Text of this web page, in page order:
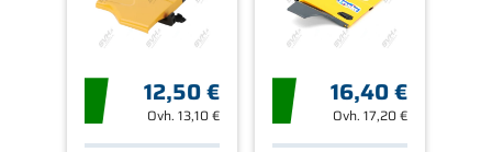
12,50 €
Ovh. 13,10 €
16,40 €
Ovh.17,20 €